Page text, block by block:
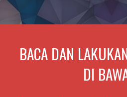
BACA DAN
DI